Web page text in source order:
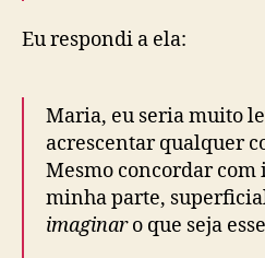
Eu respondi a ela:
Maria, eu seria muito
acrescentar qualquer
Mesmo concordar com
minha parte,
imaginaro que seja